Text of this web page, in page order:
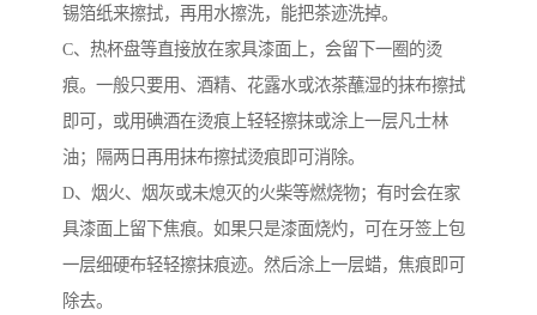
锡箔纸来擦拭，再用水擦洗，能把茶迹洗掉。
C、热杯盘等直接放在家具漆面上，会留下一圈的烫
痕。一般只要用、酒精、花露水或浓茶蘸湿的抹布擦拭
即可，或用碘酒在烫痕上轻轻擦抹或涂上一层凡士林
油；隔两日再用抹布擦拭烫痕即可消除。
D、烟火、烟灰或未熄灭的火柴等燃烧物；有时会在家
具漆面上留下焦痕。如果只是漆面烧灼，可在牙签上包
一层细硬布轻轻擦抹痕迹。然后涂上一层蜡，焦痕即可
除去。